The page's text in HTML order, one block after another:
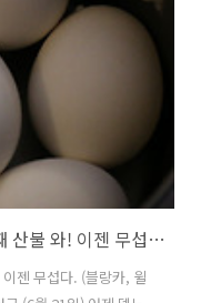
미국 자전거 횡단 #14 [~26일] 두번째 산불 와! 이젠 무섭다. (블랑카, 윌슨버그)
젠 무섭다. (블랑카, 윌